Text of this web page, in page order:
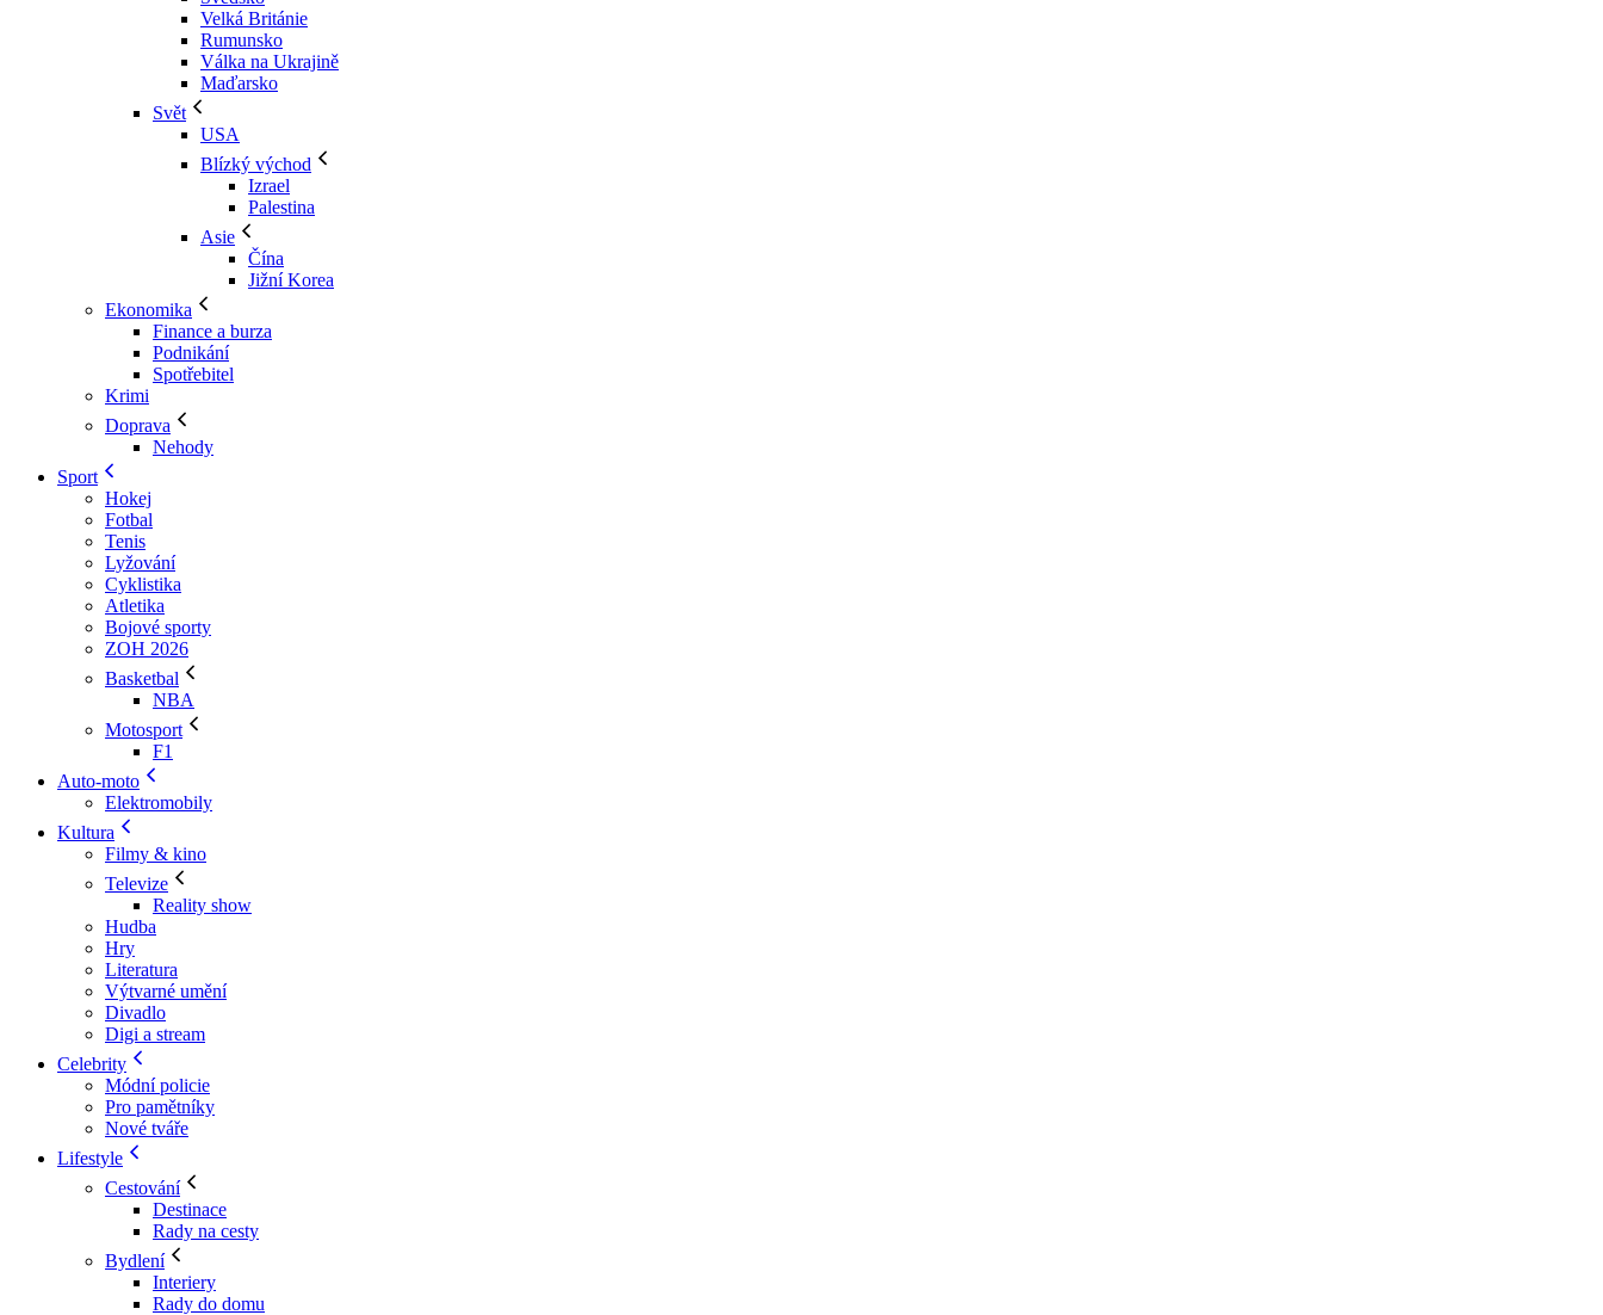
Velká Británie
Rumunsko
Válka na Ukrajině
Maďarsko
Svět
USA
Blízký východ
Izrael
Palestina
Asie
Čína
Jižní Korea
Ekonomika
Finance a burza
Podnikání
Spotřebitel
Krimi
Doprava
Nehody
Sport
Hokej
Fotbal
Tenis
Lyžování
Cyklistika
Atletika
Bojové sporty
ZOH 2026
Basketbal
NBA
Motosport
F1
Auto-moto
Elektromobily
Kultura
Filmy & kino
Televize
Reality show
Hudba
Hry
Literatura
Výtvarné umění
Divadlo
Digi a stream
Celebrity
Módní policie
Pro pamětníky
Nové tváře
Lifestyle
Cestování
Destinace
Rady na cesty
Bydlení
Interiery
Rady do domu